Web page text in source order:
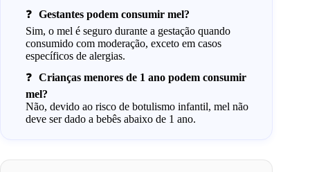
Gestantes podem consumir mel?
Sim, o mel é seguro durante a gestação quando
consumido com moderação, exceto em casos
específicos de alergias.
Crianças menores de 1 ano podem consumir
mel?
Não, devido ao risco de botulismo infantil, mel não
deve ser dado a bebês abaixo de 1 ano.